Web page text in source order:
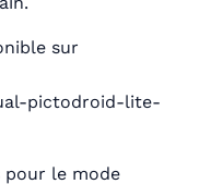
sur
pictodroid-lite-
pour le mode